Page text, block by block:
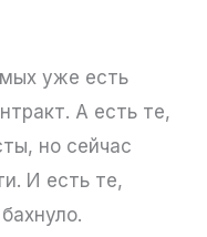
уже есть
А есть те,
но сейчас
И есть те,